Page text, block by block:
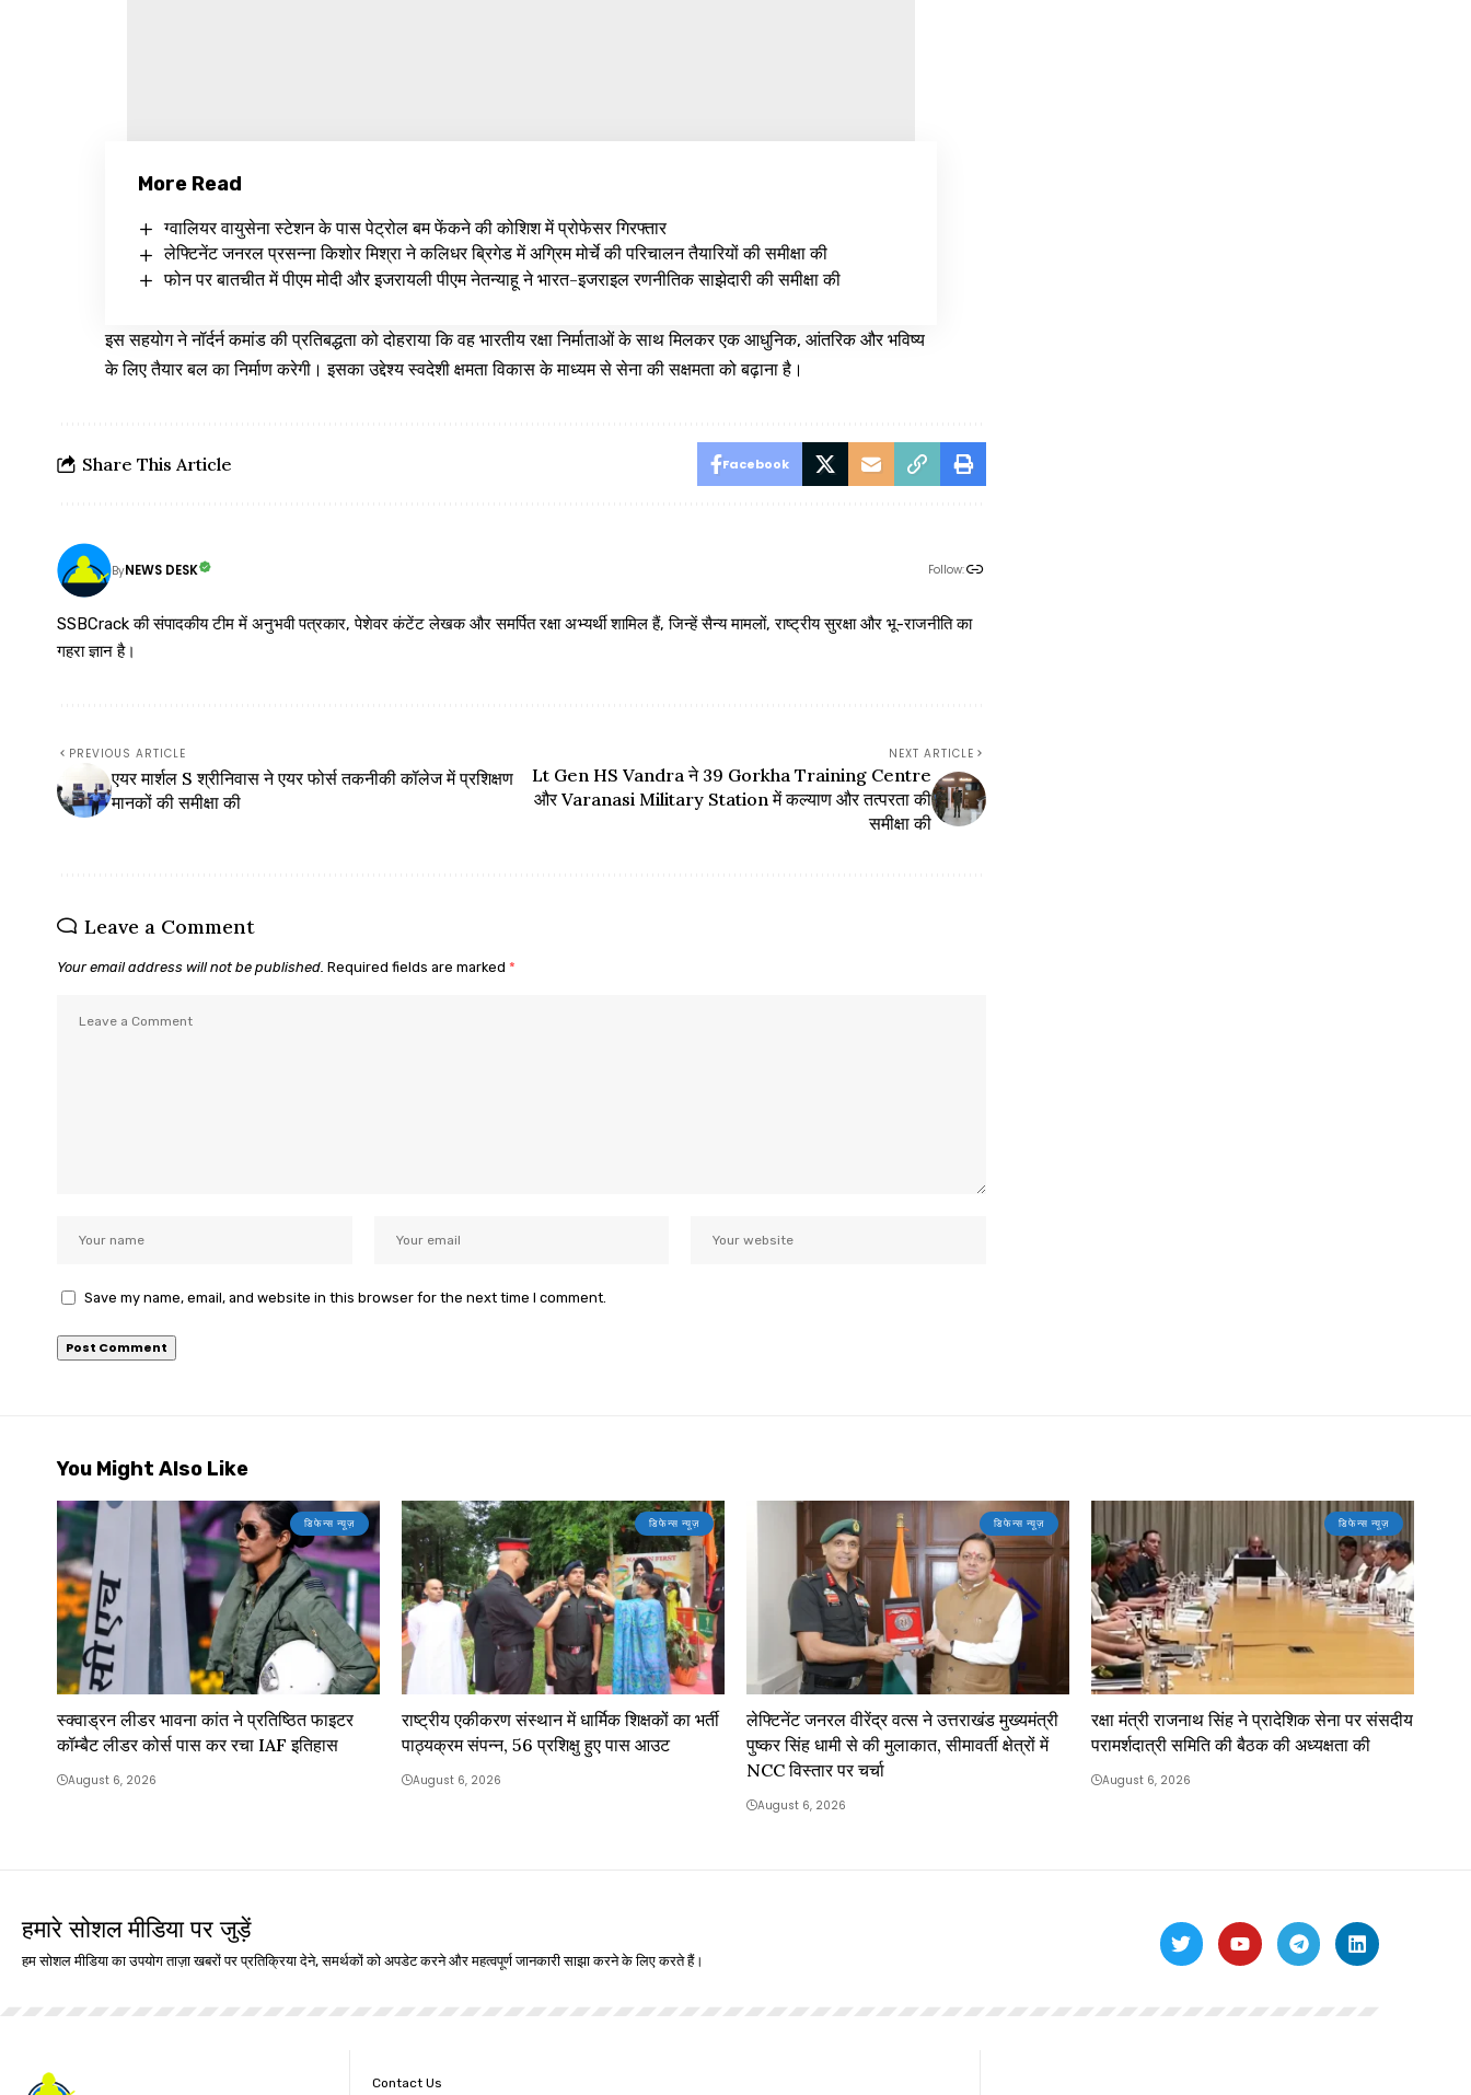
More Read
ग्वालियर वायुसेना स्टेशन के पास पेट्रोल बम फेंकने की कोशिश में प्रोफेसर गिरफ्तार
लेफ्टिनेंट जनरल प्रसन्ना किशोर मिश्रा ने कलिधर ब्रिगेड में अग्रिम मोर्चे की परिचालन तैयारियों की समीक्षा की
फोन पर बातचीत में पीएम मोदी और इजरायली पीएम नेतन्याहू ने भारत-इजराइल रणनीतिक साझेदारी की समीक्षा की
इस सहयोग ने नॉर्दर्न कमांड की प्रतिबद्धता को दोहराया कि वह भारतीय रक्षा निर्माताओं के साथ मिलकर एक आधुनिक, आंतरिक और भविष्य
के लिए तैयार बल का निर्माण करेगी। इसका उद्देश्य स्वदेशी क्षमता विकास के माध्यम से सेना की सक्षमता को बढ़ाना है।
Share This Article Facebook
ByNEWS DESK Follow:
SSBCrack की संपादकीय टीम में अनुभवी पत्रकार, पेशेवर कंटेंट लेखक और समर्पित रक्षा अभ्यर्थी शामिल हैं, जिन्हें सैन्य मामलों, राष्ट्रीय सुरक्षा और भू-राजनीति का
गहरा ज्ञान है।
PREVIOUS ARTICLE
एयर मार्शल S श्रीनिवास ने एयर फोर्स तकनीकी कॉलेज में प्रशिक्षण
मानकों की समीक्षा की
NEXT ARTICLE
Lt Gen HS Vandra ने 39 Gorkha Training Centre
और Varanasi Military Station में कल्याण और तत्परता की
समीक्षा की
Leave a Comment
Your email address will not be published. Required fields are marked *
Save my name, email, and website in this browser for the next time I comment.
You Might Also Like
डिफेन्स न्यूज़
स्क्वाड्रन लीडर भावना कांत ने प्रतिष्ठित फाइटर
कॉम्बैट लीडर कोर्स पास कर रचा IAF इतिहास
August 6, 2026
डिफेन्स न्यूज़
राष्ट्रीय एकीकरण संस्थान में धार्मिक शिक्षकों का भर्ती
पाठ्यक्रम संपन्न, 56 प्रशिक्षु हुए पास आउट
August 6, 2026
डिफेन्स न्यूज़
लेफ्टिनेंट जनरल वीरेंद्र वत्स ने उत्तराखंड मुख्यमंत्री
पुष्कर सिंह धामी से की मुलाकात, सीमावर्ती क्षेत्रों में
NCC विस्तार पर चर्चा
August 6, 2026
डिफेन्स न्यूज़
रक्षा मंत्री राजनाथ सिंह ने प्रादेशिक सेना पर संसदीय
परामर्शदात्री समिति की बैठक की अध्यक्षता की
August 6, 2026
हमारे सोशल मीडिया पर जुड़ें
हम सोशल मीडिया का उपयोग ताज़ा खबरों पर प्रतिक्रिया देने, समर्थकों को अपडेट करने और महत्वपूर्ण जानकारी साझा करने के लिए करते हैं।
Contact Us